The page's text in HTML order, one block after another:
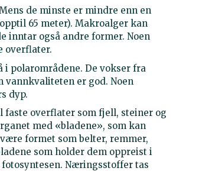
de minste er mindre enn en
65 meter). Makroalger kan
inntar også andre former. Noen
overflater.
polarområdene. De vokser fra
vannkvaliteten er god. Noen
dyp.
faste overflater som fjell, steiner og
med «bladene», som kan
formet som belter, remmer,
som holder dem oppreist i
Næringsstoffer tas